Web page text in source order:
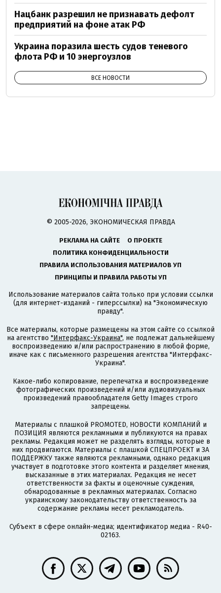
Нацбанк разрешил не признавать дефолт
предприятий на фоне атак РФ
Украина поразила шесть судов теневого
флота РФ и 10 энергоузлов
ВСЕ НОВОСТИ
© 2005-2026, ЭКОНОМИЧЕСКАЯ ПРАВДА
РЕКЛАМА НА САЙТЕ
О ПРОЕКТЕ
ПОЛИТИКА КОНФИДЕНЦИАЛЬНОСТИ
ПРАВИЛА ИСПОЛЬЗОВАНИЯ МАТЕРИАЛОВ УП
ПРИНЦИПЫ И ПРАВИЛА РАБОТЫ УП
Использование материалов сайта только при условии ссылки
(для интернет-изданий - гиперссылки) на "Экономическую
правду".
Все материалы, которые размещены на этом сайте со ссылкой
на агентство "Интерфакс-Украина", не подлежат дальнейшему
воспроизведению и/или распространению в любой форме,
иначе как с письменного разрешения агентства "Интерфакс-
Украина".
Какое-либо копирование, перепечатка и воспроизведение
фотографических произведений и/или аудиовизуальных
произведений правообладателя Getty Images строго
запрещены.
Материалы с плашкой PROMOTED, НОВОСТИ КОМПАНИЙ и
ПОЗИЦИЯ являются рекламными и публикуются на правах
рекламы. Редакция может не разделять взгляды, которые в
них продвигаются. Материалы с плашкой СПЕЦПРОЕКТ и ЗА
ПОДДЕРЖКУ также являются рекламными, однако редакция
участвует в подготовке этого контента и разделяет мнения,
высказанные в этих материалах. Редакция не несет
ответственности за факты и оценочные суждения,
обнародованные в рекламных материалах. Согласно
украинскому законодательству ответственность за
содержание рекламы несет рекламодатель.
Субъект в сфере онлайн-медиа; идентификатор медиа - R40-
02163.